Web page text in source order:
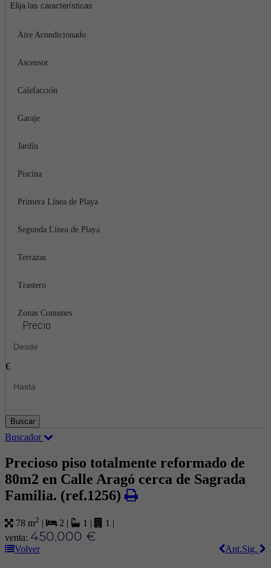
Elija las características
Aire Acondicionado
Ascensor
Calefacción
Garaje
Jardín
Piscina
Primera Línea de Playa
Segunda Línea de Playa
Terrazas
Trastero
Zonas Comunes
Precio
€
Buscar
Buscador
Precioso piso totalmente reformado de
80m2 en Calle Aragó cerca de Sagrada
Familia. (ref.1256)
78 m2 | 2 | 1 | 1 |
venta: 450.000 €
Volver Sig.
Ant.